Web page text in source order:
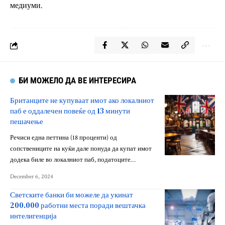
медиуми.
БИ МОЖЕЛО ДА ВЕ ИНТЕРЕСИРА
Британците не купуваат имот ако локалниот
паб е оддалечен повеќе од 13 минути
пешачење
Речиси една петтина (18 проценти) од
сопствениците на куќи дале понуда да купат имот
додека биле во локалниот паб, податоците…
December 6, 2024
Светските банки би можеле да укинат
200.000 работни места поради вештачка
интелигенција